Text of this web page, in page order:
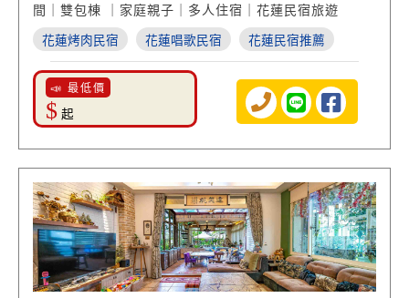
間｜雙包棟 ｜家庭親子｜多人住宿｜花蓮民宿旅遊
花蓮烤肉民宿 花蓮唱歌民宿 花蓮民宿推薦
📣 最低價
$ 起